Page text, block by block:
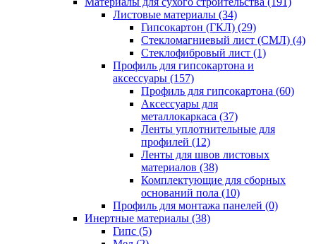
Листовые материалы (34)
Гипсокартон (ГКЛ) (29)
Стекломагниевый лист (СМЛ) (4)
Cтеклофибровый лист (1)
Профиль для гипсокартона и
аксессуары (157)
Профиль для гипсокартона (60)
Аксессуары для
металлокаркаса (37)
Ленты уплотнительные для
профилей (12)
Ленты для швов листовых
материалов (38)
Комплектующие для сборных
оснований пола (10)
Профиль для монтажа панелей (0)
Инертные материалы (38)
Гипс (5)